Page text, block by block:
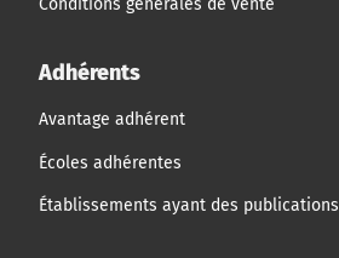
Adhérents
Avantage adhérent
Écoles adhérentes
Établissements ayant des publications